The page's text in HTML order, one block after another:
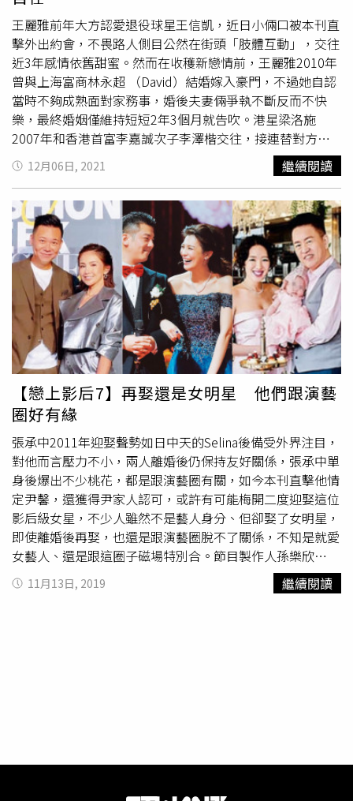
在的她不願再嫁，當個只願談戀愛的單身女郎。劉伊心。
（圖／報系資料照片）而擁有「美胸皇后」封號的藝人劉伊
心，當年是在自己28歲時，結識大她24歲的「老虎牙子」
品牌執行長。劉伊心過去曾在《單身行不行》節目分享過，
她跟林志隆在曖昧階段時，因為覺得與對方年紀差有點多，
其實心態上有點拒絕對方，且媽媽也一度反對這段戀情，怕
她被外界貼「攀附豪門」的標籤。後來看到劉伊心與林志隆
的交往過程大多都很開心，才放下內心偏見。兩人後來在
2017年結婚，婚後生下一子一女，家庭幸福和樂。
王麗雅前年大方認愛退役球星王信凱，近日小倆口被本刊直
擊外出約會，不畏路人側目公然在街頭「肢體互動」，交往
近3年感情依舊甜蜜。然而在收穫新戀情前，王麗雅2010年
曾與上海富商林永超 （David）結婚嫁入豪門，不過她自認
當時不夠成熟面對家務事，婚後夫妻倆爭執不斷反而不快
樂，最終婚姻僅維持短短2年3個月就告吹。港星梁洛施
2007年和香港首富李嘉誠次子李澤楷交往，接連替對方生
下3子，甚至為愛選擇淡出演藝圈，無奈卻遲遲得不到名
份，直到2011年她對外宣告「恢單」，確定無緣豪門，但
她2018年復出上綜藝時，提及這段情仍自豪表示「我是那
位曾經選擇過，但不後悔的梁洛施。」 戈偉如在事業如日中
天之際嫁給「老虎牙子」執行長林志隆，但豪門少奶奶規矩
多，導致婚姻4年就畫下句點；11年後 戈偉如再嫁富豪李紀
增，但婚姻維持１年仍以失敗收場，戈偉如不僅霸氣拒絕高
額贍養費，離婚當天還開心與姊妹淘嗑鍋，擺脫豪門反而活
得更自在。韋汝2010年與遠航董事長張綱維在峇里島密
婚，同年迎來兒「Henry」，但雙方還沒有在台灣登記，張
綱維便爆出偷吃自家空姐、另有婆媳問題，讓韋汝豪門夢碎
成為單親媽媽。分手後韋汝一肩扛起育兒的重責大任，雖然
男方每月給她贍養費，但韋汝把錢全數都存在兒子戶頭，生
活開銷全靠她積極接通告、投資副業來養活母子兩人。
12月06日, 2021 繼續閱讀
【戀上影后7】再娶還是女明星 他們跟演藝
圈好有緣
張承中2011年迎娶聲勢如日中天的Selina後備受外界注目，
對他而言壓力不小，兩人離婚後仍保持友好關係，張承中單
身後爆出不少桃花，都是跟演藝圈有關，如今本刊直擊他情
定尹馨，還獲得尹家人認可，或許有可能梅開二度迎娶這位
影后級女星，不少人雖然不是藝人身分、但卻娶了女明星，
即使離婚後再娶，也還是跟演藝圈脫不了關係，不知是就愛
女藝人、還是跟這圈子磁場特別合。節目製作人孫樂欣
2008年與馮媛甄在美國祕密結婚，但4年後即分手收場，直
到2014年再娶鍾欣怡，現育有一子一女，馮媛甄也於2015
底宣布懷孕5個月，一度傳出戈偉如所生的兒子心生不滿。
11月13日, 2019 繼續閱讀